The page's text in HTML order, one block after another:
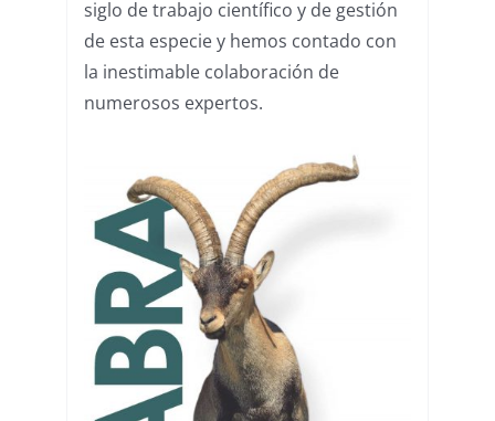
siglo de trabajo científico y de gestión
de esta especie y hemos contado con
la inestimable colaboración de
numerosos expertos.